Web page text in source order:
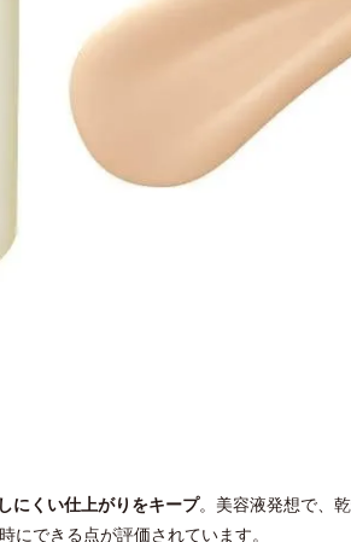
にくい仕上がりをキープ。美容液発想で、
できる点が評価されています。